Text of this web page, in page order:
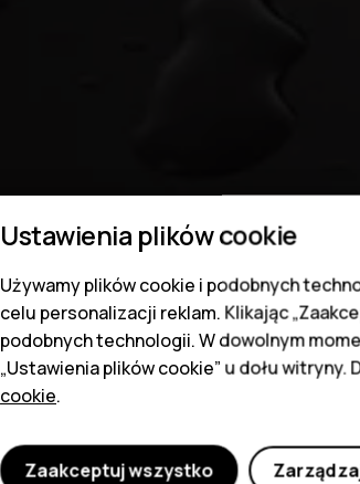
Ustawienia plików cookie
Używamy plików cookie i podobnych
celu personalizacji reklam. Klikając
podobnych technologii. W dowolnym
„Ustawienia plików cookie” u dołu
cookie.
Zaakceptuj wszystko